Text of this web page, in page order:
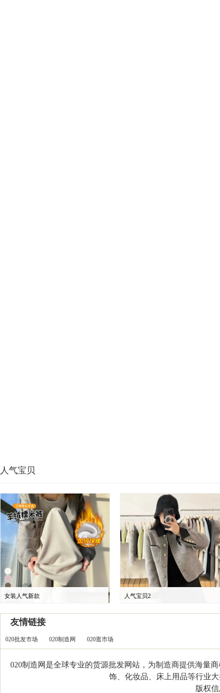
人气宝贝
女装人气新款 人气宝贝2
友情链接
020批发市场 020制造网 020逛市场
020制造网是全球专业的货源批发网站，为制造商提供海量
饰、化妆品、床上用品等行业
版权信